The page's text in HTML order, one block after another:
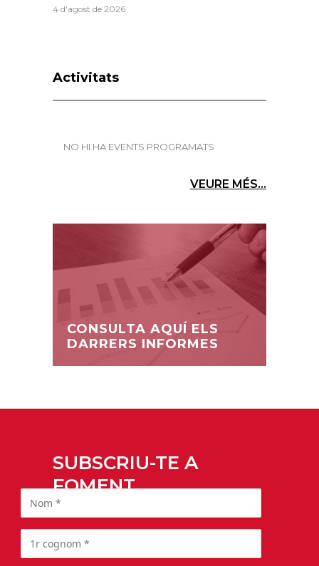
4 d'agost de 2026
Activitats
NO HI HA EVENTS PROGRAMATS
VEURE MÉS...
CONSULTA AQUÍ ELS
DARRERS INFORMES
SUBSCRIU-TE A
FOMENT